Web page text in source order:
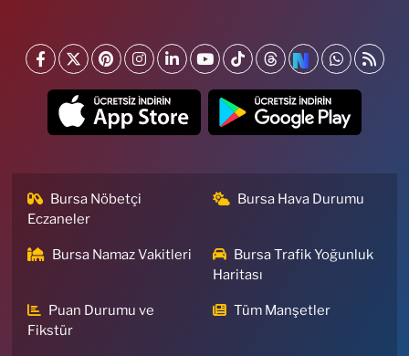
Bursa Nöbetçi
Eczaneler
Bursa Hava Durumu
Bursa Namaz Vakitleri
Bursa Trafik Yoğunluk
Haritası
Puan Durumu ve
Fikstür
Tüm Manşetler